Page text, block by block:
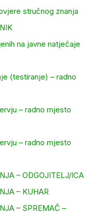
stručnog znanja
na javne natječaje
(testiranje) – radno
– radno mjesto
– radno mjesto
– ODGOJITELJ/ICA
– KUHAR
– SPREMAČ –